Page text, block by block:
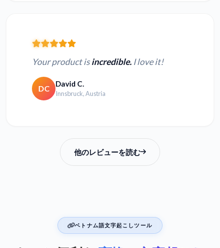
Your product isincredible. I love it!
DC David C.
Innsbruck, Austria
他のレビューを読む
ベトナム語文字起こしツール